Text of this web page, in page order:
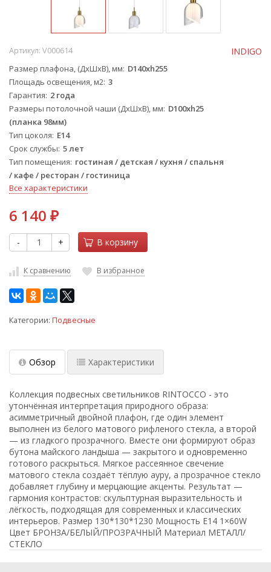
INDIGO
Артикул: V000614
Размер плафона, (ДхШхВ), мм D140xh255
Площадь освещения, м2 3
Гарантия 2 года
Размеры потолочной чаши (ДхШхВ), мм D100xh25
(планка 98мм)
Тип цоколя E14
Срок службы 5 лет
Тип помещения гостиная / детская / кухня / спальня
/ кафе / ресторан / гостиница
Все характеристики
6 140 ₽
- + В корзину
К сравнению В избранное
Категории: Подвесные
Обзор Характеристики
Коллекция подвесных светильников RINTOCCO - это
утончённая интерпретация природного образа:
асимметричный двойной плафон, где один элемент
выполнен из белого матового рифленого стекла, а второй
— из гладкого прозрачного. Вместе они формируют образ
бутона майского ландыша — закрытого и одновременно
готового раскрыться. Мягкое рассеянное свечение
матового стекла создаёт тёплую ауру, а прозрачное стекло
добавляет глубину и мерцающие акценты. Результат —
гармония контрастов: скульптурная выразительность и
лёгкость, подходящая для современных и классических
интерьеров. Размер 130*130*1230 Мощность E14 1×60W
Цвет БРОНЗА/БЕЛЫЙ/ПРОЗРАЧНЫЙ Материал МЕТАЛЛ/
СТЕКЛО